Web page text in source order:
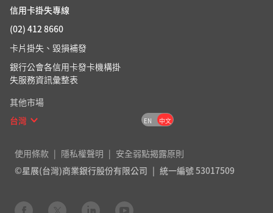
信用卡掛失專線
(02) 412 8660
卡片掛失、毀損補發
銀行公會各信用卡發卡機構掛
失服務資訊彙整表
其他市場
台灣
EN 中文
使用條款 隱私權聲明
安全弱點揭露原則
©星展(台灣)商業銀行股份有限公司
統一編號 53017509